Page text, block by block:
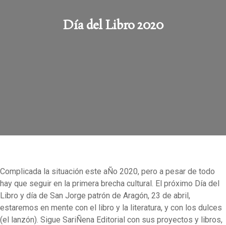
Día del Libro 2020
Complicada la situación este aÑo 2020, pero a pesar de todo
hay que seguir en la primera brecha cultural. El próximo Día del
Libro y día de San Jorge patrón de Aragón, 23 de abril,
estaremos en mente con el libro y la literatura, y con los dulces
(el lanzón). Sigue SariÑena Editorial con sus proyectos y libros,